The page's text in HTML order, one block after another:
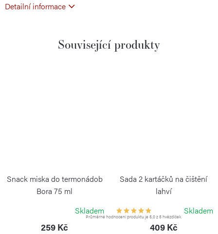
Detailní informace
Související produkty
Snack miska do termonádob
Bora 75 ml
Skladem
259 Kč
Sada 2 kartáčků na čištění
lahví
Průměrné hodnocení produktu je 5,0 z 5 hvězdiček.
Skladem
409 Kč